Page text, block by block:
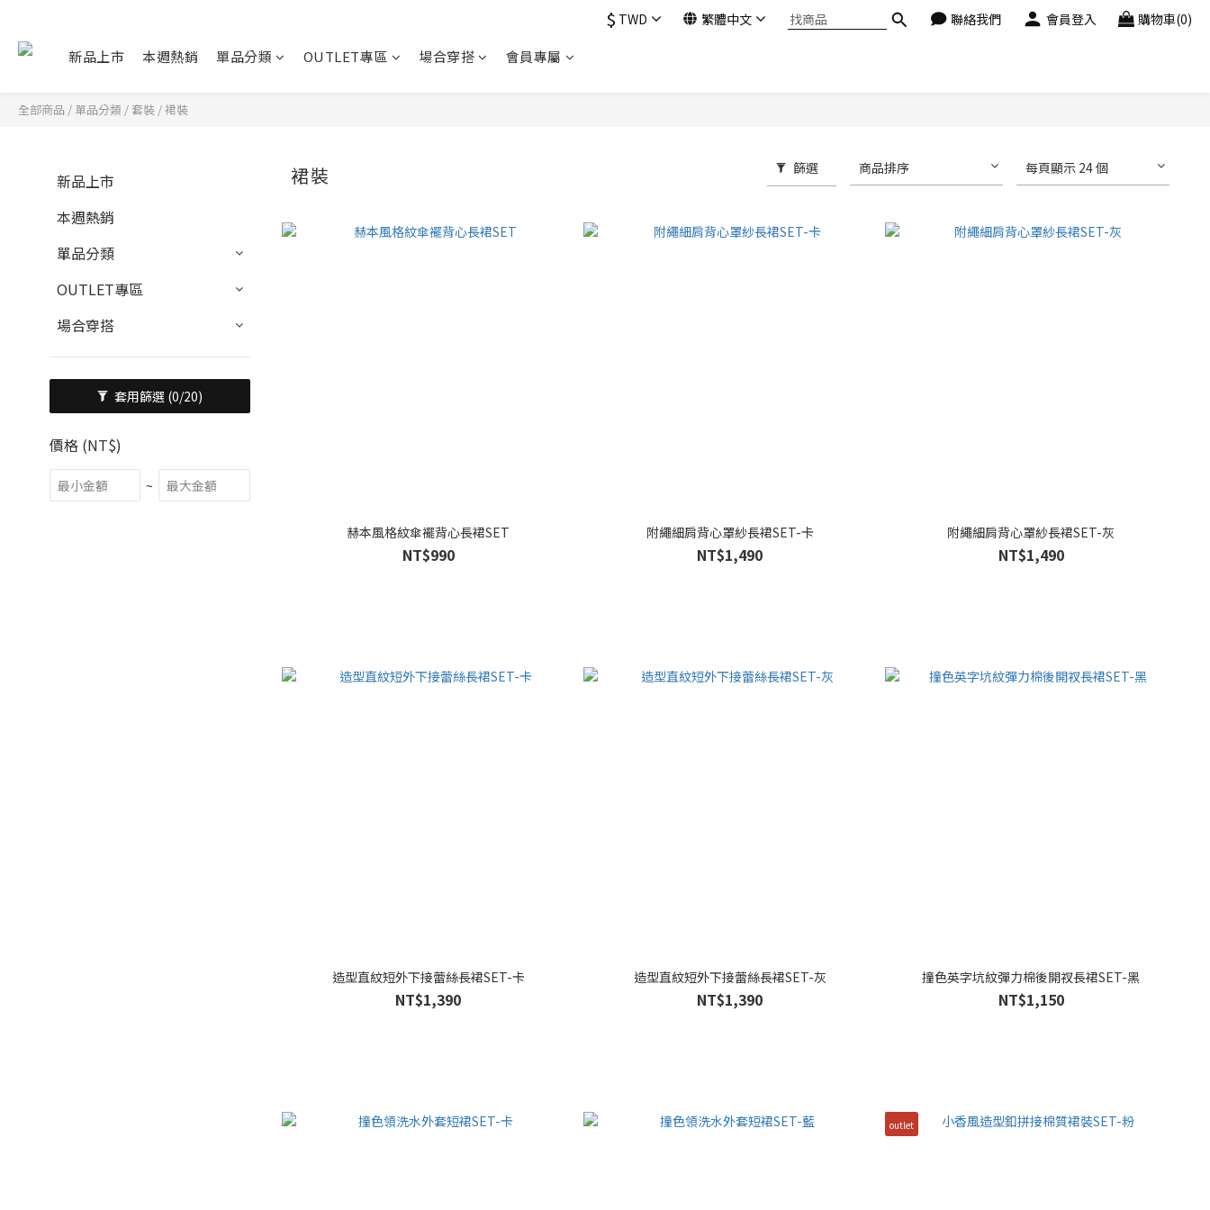
$ TWD 繁體中文 聯絡我們 會員登入 購物車(0)
新品上市 本週熱銷 單品分類 OUTLET專區 場合穿搭 會員專屬
全部商品 / 單品分類 / 套裝 /裙裝
新品上市
本週熱銷
單品分類
OUTLET專區
場合穿搭
套用篩選 (0/20)
價格 (NT$)
~
裙裝 篩選 商品排序 每頁顯示 24 個
赫本風格紋傘襬背心長裙SET
NT$990
附繩細肩背心罩紗長裙SET-卡
NT$1,490
附繩細肩背心罩紗長裙SET-灰
NT$1,490
造型直紋短外下接蕾絲長裙SET-卡
NT$1,390
造型直紋短外下接蕾絲長裙SET-灰
NT$1,390
撞色英字坑紋彈力棉後開衩長裙SET-黑
NT$1,150
outlet